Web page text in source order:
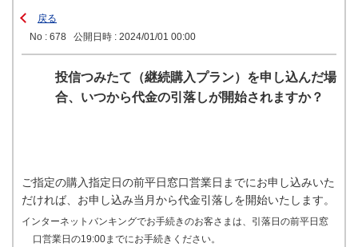
戻る
No : 678
公開日時 : 2024/01/01 00:00
投信つみたて（継続購入プラン）を申し込んだ場
合、いつから代金の引落しが開始されますか？
ご指定の購入指定日の前平日窓口営業日までにお申し込みいた
だければ、お申し込み当月から代金引落しを開始いたします。
インターネットバンキングでお手続きのお客さまは、引落日の前平日窓
口営業日の19:00までにお手続きください。